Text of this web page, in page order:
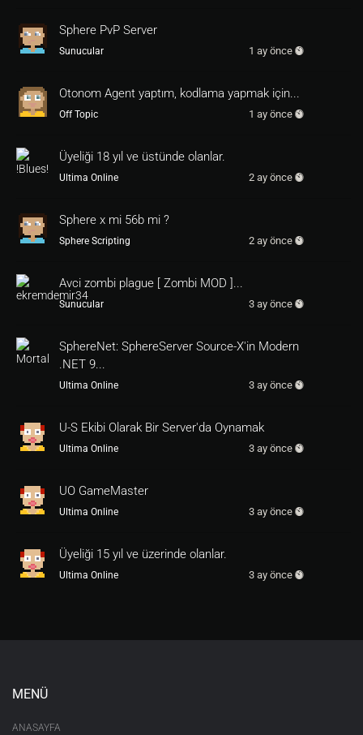
Sphere PvP Server
Sunucular 1 ay önce
Otonom Agent yaptım, kodlama yapmak için...
Off Topic 1 ay önce
Üyeliği 18 yıl ve üstünde olanlar.
Ultima Online 2 ay önce
Sphere x mi 56b mi ?
Sphere Scripting 2 ay önce
Avci zombi plague [ Zombi MOD ]...
Sunucular 3 ay önce
SphereNet: SphereServer Source-X'in Modern
.NET 9...
Ultima Online 3 ay önce
U-S Ekibi Olarak Bir Server'da Oynamak
Ultima Online 3 ay önce
UO GameMaster
Ultima Online 3 ay önce
Üyeliği 15 yıl ve üzerinde olanlar.
Ultima Online 3 ay önce
MENÜ
ANASAYFA